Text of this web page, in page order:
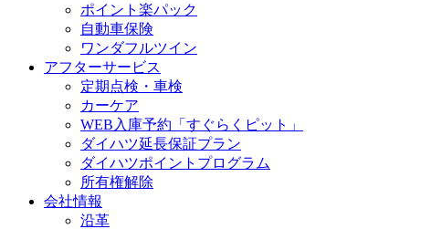
ポイント楽パック
自動車保険
ワンダフルツイン
アフターサービス
定期点検・車検
カーケア
WEB入庫予約「すぐらくピット」
ダイハツ延長保証プラン
ダイハツポイントプログラム
所有権解除
会社情報
沿革